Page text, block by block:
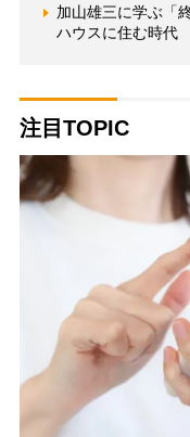
加山雄三に学ぶ「
ハウスに住む時代
注目TOPIC